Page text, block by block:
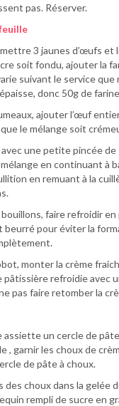
pas. Réserver.
3 jaunes d’œufs et
soit fondu, ajouter la
suivant le service que
donc 50g de
ajouter l’œuf
le mélange soit
une petite pincée de
en continuant à
en remuant à la
faire refroidir
beurré pour éviter la
monter la crème
pâtissière refroidie avec
pas faire retomber la
un cercle de pâte
, garnir les choux de
de pâte à choux.
des choux dans la gelée
rempli de sucre en